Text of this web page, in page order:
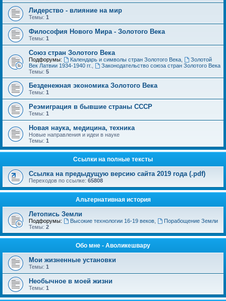
Лидерство - влияние на мир
Темы: 1
Философия Нового Мира - Золотого Века
Темы: 1
Cоюз стран Золотого Века
Подфорумы: Календарь и символы стран Золотого Века,
Золотой
Век Латвии 1934-1940 гг.
Законодательство союза стран Золотого Века
Темы: 5
Безденежная экономика Золотого Века
Темы: 1
Реэмиграция в бывшие страны СССР
Темы: 1
Новая наука, медицина, техника
Новые направления и идеи в науке
Темы: 1
Ссылки на полные тексты
Ссылка на предыдущую версию сайта 2019 года (.pdf)
Переходов по ссылке: 65808
Альтернативная история
Летопись Земли
Подфорумы: Высокие технологии 16-19 веков,
Порабощение Земли
Темы: 2
Обо мне - Аволикешвару
Мои жизненные установки
Темы: 1
Необычное в моей жизни
Темы: 1